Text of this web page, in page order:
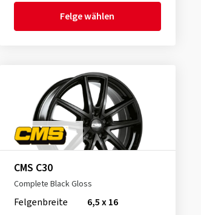
Felge wählen
CMS C30
Complete Black Gloss
Felgenbreite
6,5 x 16